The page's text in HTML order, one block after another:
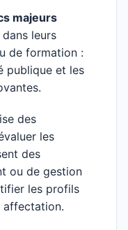
majeurs
leurs
de formation :
publique et les
des
les
des
ou de gestion
les profils
affectation.